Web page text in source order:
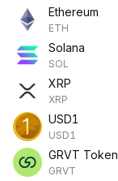
Ethereum
ETH
Solana
SOL
XRP
XRP
USD1
USD1
GRVT Token
GRVT